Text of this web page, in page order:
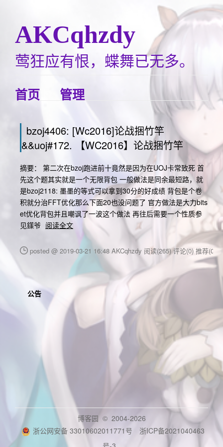
AKCqhzdy
莺狂应有恨，蝶舞已无多。
首页 管理
bzoj4406: [Wc2016]论战捆竹竿
&&uoj#172. 【WC2016】论战捆竹竿
摘要： 第二次在bzoj跑进前十竟然是因为在UOJ卡常致死 首
先这个题其实就是一个无限背包 一般做法是同余最短路，就
是bzoj2118: 墨墨的等式可以拿到30分的好成绩 背包是个卷
积就分治FFT优化那么下面20也没问题了 官方做法是大力bits
et优化背包并且嘲讽了一波这个做法 再往后需要一个性质参
见鏼爷 阅读全文
posted @ 2019-03-21 16:48 AKCqhzdy 阅读(265) 评论(0) 推荐(0)
公告
博客园 © 2004-2026
浙公网安备 33010602011771号
浙ICP备2021040463